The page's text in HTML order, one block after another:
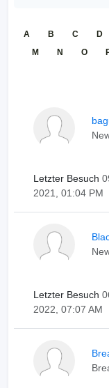
A B C D
M
N O
Letzter Besuch
2021, 01:04 PM
Letzter Besuch
2022, 07:07 AM